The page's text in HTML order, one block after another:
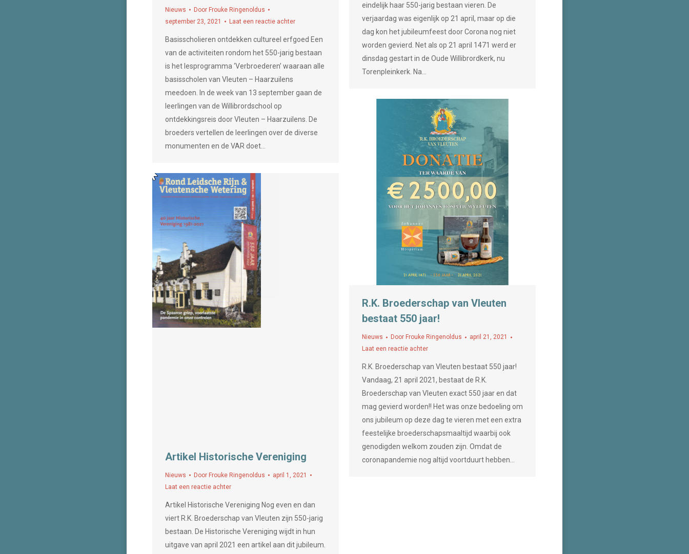
eindelijk haar 550-jarig bestaan vieren. De
verjaardag was eigenlijk op 21 april, maar op die
dag kon het jubileumfeest door Corona nog niet
worden gevierd. Net als op 21 april 1471 werd er
dinsdag gestart in de Oude Willibrordkerk, nu
Torenpleinkerk. Na…
Nieuws Door Frouke Ringenoldus
september 23, 2021
Laat een reactie achter
Basisscholieren ontdekken cultureel erfgoed Een
van de activiteiten rondom het 550-jarig bestaan
is het lesprogramma ‘Verbroederen’ waaraan alle
basisscholen van Vleuten – Haarzuilens
meedoen. In de week van 13 september gaan de
leerlingen van de Willibrordschool op
ontdekkingsreis door Vleuten – Haarzuilens. De
broeders vertellen de leerlingen over de diverse
monumenten en de VAR doet…
R.K. Broederschap van Vleuten
bestaat 550 jaar!
Nieuws Door Frouke Ringenoldus
april 21, 2021
Laat een reactie achter
R.K. Broederschap van Vleuten bestaat 550 jaar!
Vandaag, 21 april 2021, bestaat de R.K.
Broederschap van Vleuten exact 550 jaar en dat
mag gevierd worden!! Het was onze bedoeling om
ons jubileum op deze dag te vieren met een extra
feestelijke broederschapsmaaltijd waarbij ook
genodigden welkom zouden zijn. Omdat de
coronapandemie nog altijd voortduurt hebben…
Artikel Historische Vereniging
Nieuws Door Frouke Ringenoldus
april 1, 2021
Laat een reactie achter
Artikel Historische Vereniging Nog even en dan
viert R.K. Broederschap van Vleuten zijn 550-jarig
bestaan. De Historische Vereniging wijdt in hun
uitgave van april 2021 een artikel aan dit jubileum.